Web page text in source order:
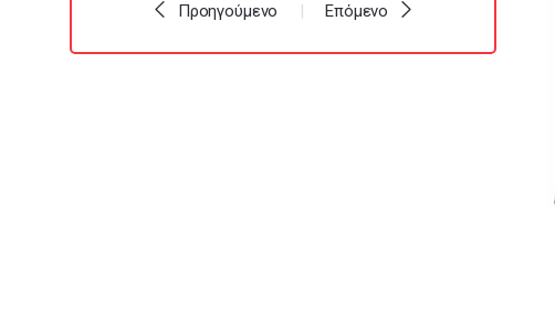
Προηγούμενο Επόμενο